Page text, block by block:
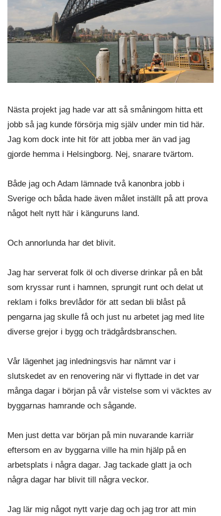
Nästa projekt jag hade var att så småningom hitta ett
jobb så jag kunde försörja mig själv under min tid här.
Jag kom dock inte hit för att jobba mer än vad jag
gjorde hemma i Helsingborg. Nej, snarare tvärtom.
Både jag och Adam lämnade två kanonbra jobb i
Sverige och båda hade även målet inställt på att prova
något helt nytt här i känguruns land.
Och annorlunda har det blivit.
Jag har serverat folk öl och diverse drinkar på en båt
som kryssar runt i hamnen, sprungit runt och delat ut
reklam i folks brevlådor för att sedan bli blåst på
pengarna jag skulle få och just nu arbetet jag med lite
diverse grejor i bygg och trädgårdsbranschen.
Vår lägenhet jag inledningsvis har nämnt var i
slutskedet av en renovering när vi flyttade in det var
många dagar i början på vår vistelse som vi väcktes av
byggarnas hamrande och sågande.
Men just detta var början på min nuvarande karriär
eftersom en av byggarna ville ha min hjälp på en
arbetsplats i några dagar. Jag tackade glatt ja och
några dagar har blivit till några veckor.
Jag lär mig något nytt varje dag och jag tror att min